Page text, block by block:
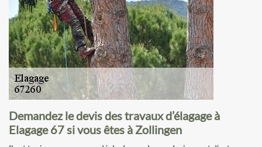
Demandez le devis des travaux d’élagage à
Elagage 67 si vous êtes à Zollingen